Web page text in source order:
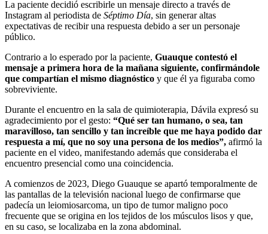
La paciente decidió escribirle un mensaje directo a través de
Instagram al periodista de Séptimo Día, sin generar altas
expectativas de recibir una respuesta debido a ser un personaje
público.
Contrario a lo esperado por la paciente, Guauque contestó el
mensaje a primera hora de la mañana siguiente, confirmándole
que compartían el mismo diagnóstico y que él ya figuraba como
sobreviviente.
Durante el encuentro en la sala de quimioterapia, Dávila expresó su
agradecimiento por el gesto: “Qué ser tan humano, o sea, tan
maravilloso, tan sencillo y tan increíble que me haya podido dar
respuesta a mí, que no soy una persona de los medios”, afirmó la
paciente en el video, manifestando además que consideraba el
encuentro presencial como una coincidencia.
A comienzos de 2023, Diego Guauque se apartó temporalmente de
las pantallas de la televisión nacional luego de confirmarse que
padecía un leiomiosarcoma, un tipo de tumor maligno poco
frecuente que se origina en los tejidos de los músculos lisos y que,
en su caso, se localizaba en la zona abdominal.